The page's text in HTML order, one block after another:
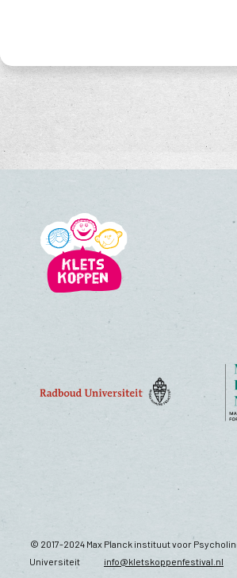
© 2017-2024 Max Planck instituut voor
Universiteit
info@kletskoppenfestival.nl